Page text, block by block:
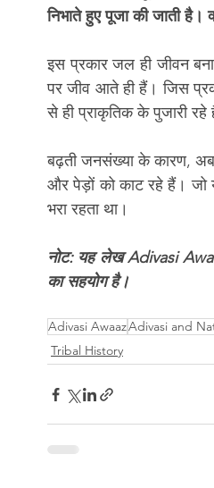
निभाते हुए पूजा की जाती है।
इस प्रकार जल ही जीवन
पर जीव आते ही हैं। जिस
से ही प्राकृतिक के पुजारी
बढ़ती जनसंख्या के कारण,
और पेड़ों को काट रहे हैं। जो
भरा रहता था।
नोट: यह लेख Adivasi
का सहयोग है।
Adivasi AwaazAdivasi and
Tribal History